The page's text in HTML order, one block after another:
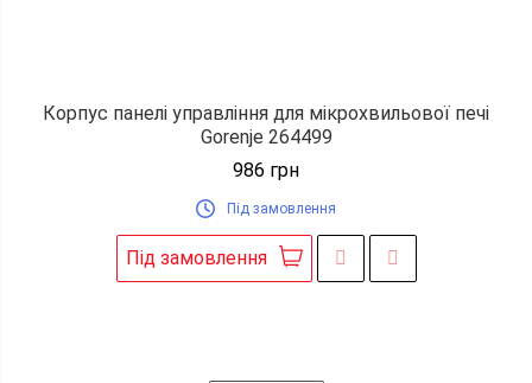
Корпус панелі управління для мікрохвильової печі
Gorenje 264499
986 грн
Під замовлення
Під замовлення